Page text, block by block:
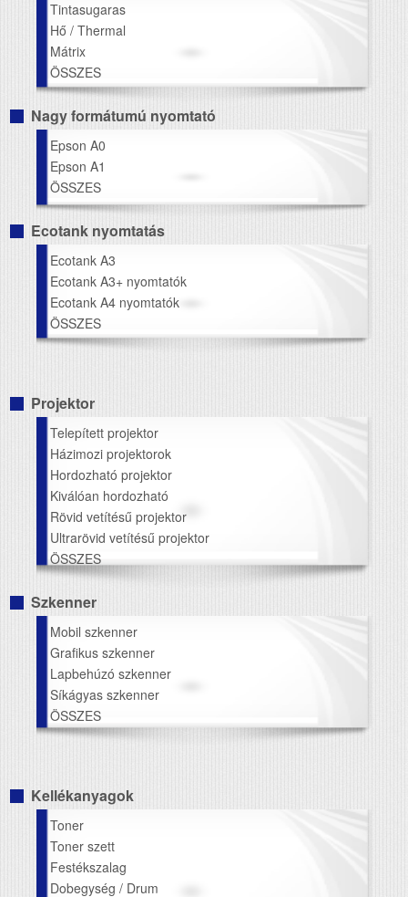
Tintasugaras
Hő / Thermal
Mátrix
ÖSSZES
Nagy formátumú nyomtató
Epson A0
Epson A1
ÖSSZES
Ecotank nyomtatás
Ecotank A3
Ecotank A3+ nyomtatók
Ecotank A4 nyomtatók
ÖSSZES
Projektor
Telepített projektor
Házimozi projektorok
Hordozható projektor
Kiválóan hordozható
Rövid vetítésű projektor
Ultrarövid vetítésű projektor
ÖSSZES
Szkenner
Mobil szkenner
Grafikus szkenner
Lapbehúzó szkenner
Síkágyas szkenner
ÖSSZES
Kellékanyagok
Toner
Toner szett
Festékszalag
Dobegység / Drum